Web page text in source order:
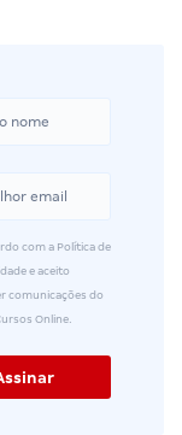
com a Política de
e aceito
comunicações do
Online.